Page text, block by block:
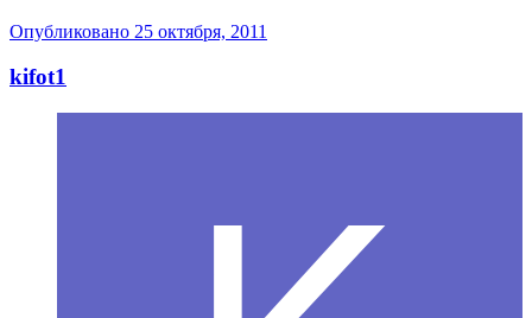
Опубликовано 25 октября, 2011
kifot1